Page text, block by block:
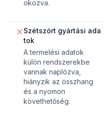
okozva.
Szétszórt gyártási ada
tok
A termelési adatok
külön rendszerekbe
vannak naplózva,
hiányzik az összhang
és a nyomon
követhetőség.